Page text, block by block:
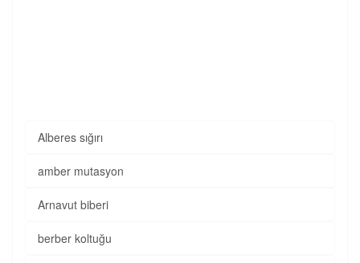
Alberes sığırı
amber mutasyon
Arnavut biberi
berber koltuğu